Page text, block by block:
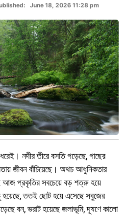
June 18, 2026 11:28 pm
নদীর তীরে বসতি গড়েছে, গাছের
জীবন বাঁচিয়েছে। অথচ আধুনিকতার
আজ প্রকৃতির সবচেয়ে বড় শত্রু হয়ে
ততই ছোট হয়ে এসেছে সবুজের
বন, ভরাট হয়েছে জলাভূমি, দূষণে কালো